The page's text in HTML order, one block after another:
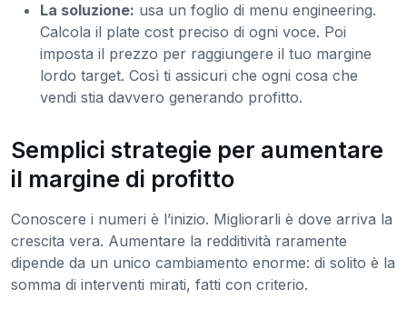
La soluzione: usa un foglio di menu engineering.
Calcola il plate cost preciso di ogni voce. Poi
imposta il prezzo per raggiungere il tuo margine
lordo target. Così ti assicuri che ogni cosa che
vendi stia davvero generando profitto.
Semplici strategie per aumentare
il margine di profitto
Conoscere i numeri è l’inizio. Migliorarli è dove arriva la
crescita vera. Aumentare la redditività raramente
dipende da un unico cambiamento enorme: di solito è la
somma di interventi mirati, fatti con criterio.